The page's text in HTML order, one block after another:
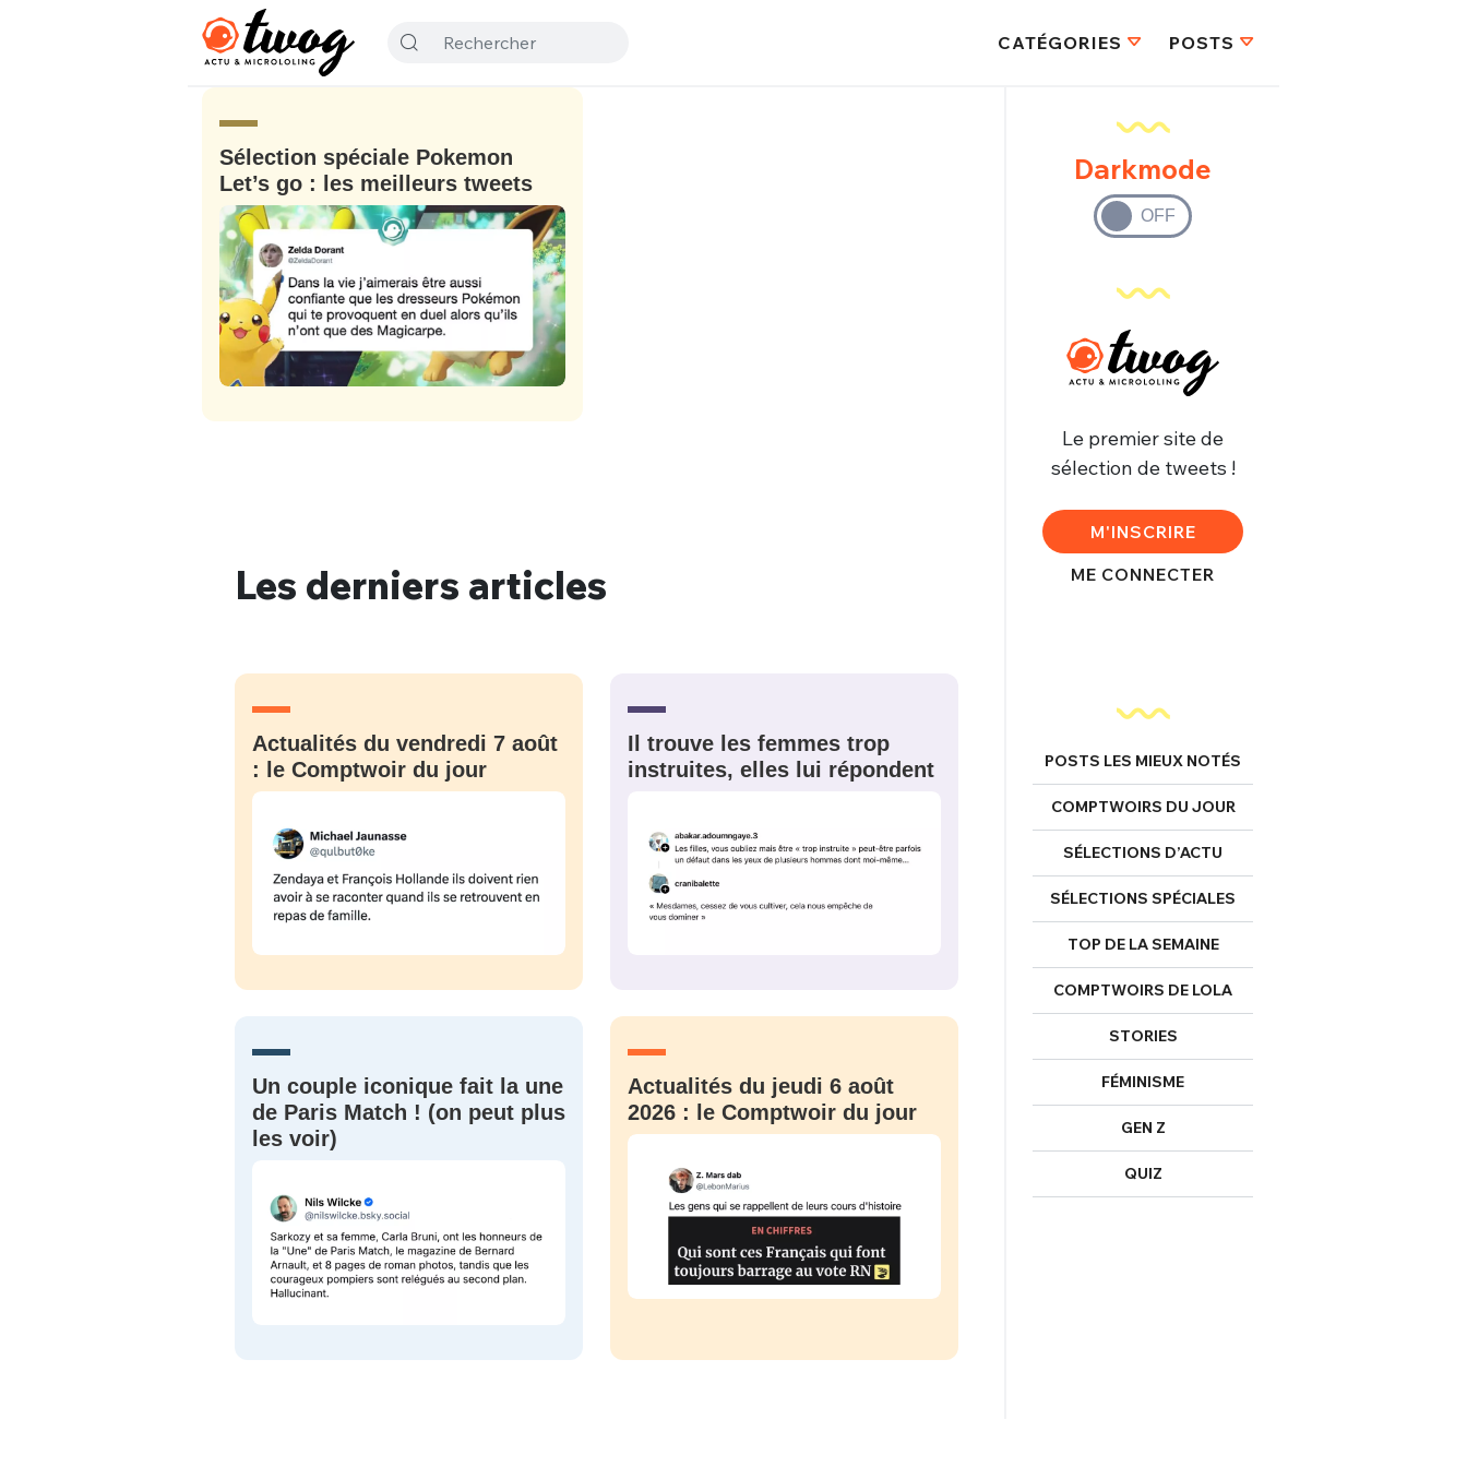
CATÉGORIES POSTS
Sélection spéciale Pokemon
Let’s go : les meilleurs tweets
Les derniers articles
Actualités du vendredi 7 août
: le Comptwoir du jour
Il trouve les femmes trop
instruites, elles lui répondent
Un couple iconique fait la une
de Paris Match ! (on peut plus
les voir)
Actualités du jeudi 6 août
2026 : le Comptwoir du jour
Darkmode
Le premier site de
sélection de tweets !
M'INSCRIRE
ME CONNECTER
POSTS LES MIEUX NOTÉS
COMPTWOIRS DU JOUR
SÉLECTIONS D’ACTU
SÉLECTIONS SPÉCIALES
TOP DE LA SEMAINE
COMPTWOIRS DE LOLA
STORIES
FÉMINISME
GEN Z
QUIZ
FERMER
PSEUDO *
PASSWORD*
PSEUDO
Mot de passe perdu ?
CONNEXION
VOTRE PARTICIPATION
Que souhaitez-vous proposer ?
Quelques
tweets
Ma propre
sélection
Un Thread
C'EST PARTI